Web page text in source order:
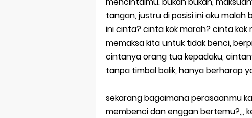
tangan, justru di posisi ini aku malah
ini cinta? cinta kok marah? cinta kok
memaksa kita untuk tidak benci,
cintanya orang tua kepadaku,
tanpa timbal balik, hanya berharap
sekarang bagaimana perasaanmu
membenci dan enggan bertemu?,,,